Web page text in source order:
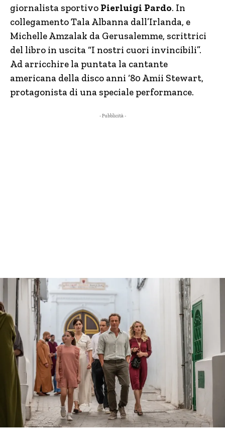
giornalista sportivo Pierluigi Pardo. In
collegamento Tala Albanna dall’Irlanda, e
Michelle Amzalak da Gerusalemme, scrittrici
del libro in uscita “I nostri cuori invincibili”.
Ad arricchire la puntata la cantante
americana della disco anni ‘80 Amii Stewart,
protagonista di una speciale performance.
- Pubblicità -